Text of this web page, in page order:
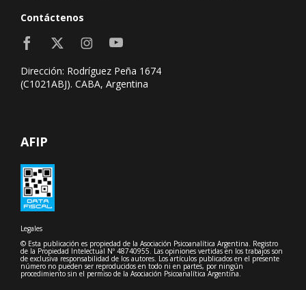
Contáctenos
Dirección: Rodríguez Peña 1674
(C1021ABJ). CABA, Argentina
AFIP
Legales
© Esta publicación es propiedad de la Asociación Psicoanalítica Argentina. Registro
de la Propiedad Intelectual Nº 48740955. Las opiniones vertidas en los trabajos son
de exclusiva responsabilidad de los autores. Los artículos publicados en el presente
número no pueden ser reproducidos en todo ni en partes, por ningún
procedimiento sin el permiso de la Asociación Psicoanalítica Argentina.